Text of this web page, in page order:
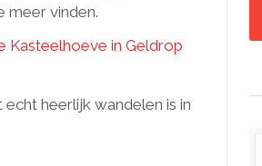
meer vinden.
Kasteelhoeve in Geldrop
heerlijk wandelen is in